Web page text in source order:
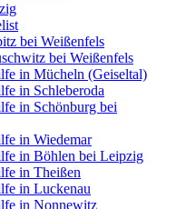
bei Weißenfels
bei Weißenfels
in Mücheln (Geiseltal)
in Schleberoda
in Schönburg bei
in Wiedemar
in Böhlen bei Leipzig
in Theißen
in Luckenau
in Nonnewitz